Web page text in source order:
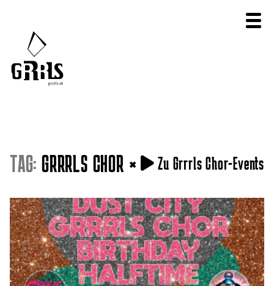
TAG: GRRRLS CHOR × Zu Grrrls Chor-Events